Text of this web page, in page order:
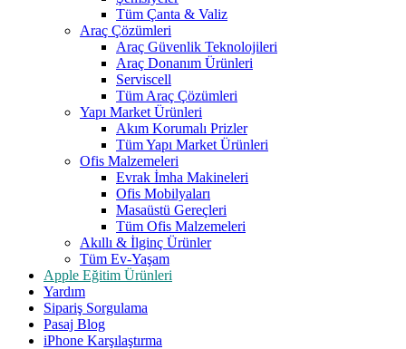
Tüm Çanta & Valiz
Araç Çözümleri
Araç Güvenlik Teknolojileri
Araç Donanım Ürünleri
Serviscell
Tüm Araç Çözümleri
Yapı Market Ürünleri
Akım Korumalı Prizler
Tüm Yapı Market Ürünleri
Ofis Malzemeleri
Evrak İmha Makineleri
Ofis Mobilyaları
Masaüstü Gereçleri
Tüm Ofis Malzemeleri
Akıllı & İlginç Ürünler
Tüm Ev-Yaşam
Apple Eğitim Ürünleri
Yardım
Sipariş Sorgulama
Pasaj Blog
iPhone Karşılaştırma